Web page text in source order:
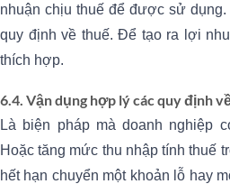
nhuận chịu thuế để được sử
quy định về thuế. Để tạo ra lợi
thích hợp.
6.4. Vận dụng hợp lý các quy định
Là biện pháp mà doanh nghiệp
Hoặc tăng mức thu nhập tính thuế
hết hạn chuyển một khoản lỗ hay